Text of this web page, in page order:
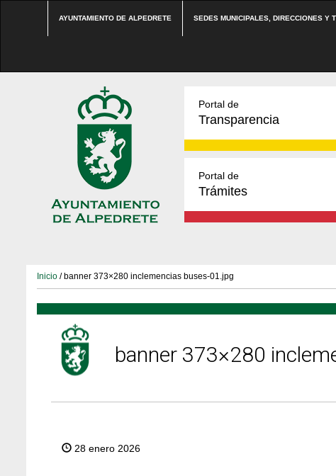
AYUNTAMIENTO DE ALPEDRETE SEDES MUNICIPALES, DIRECCIONES Y
Portal de
Transparencia
Portal de
Trámites
Inicio / banner 373×280 inclemencias buses-01.jpg
banner 373×280
28 enero 2026